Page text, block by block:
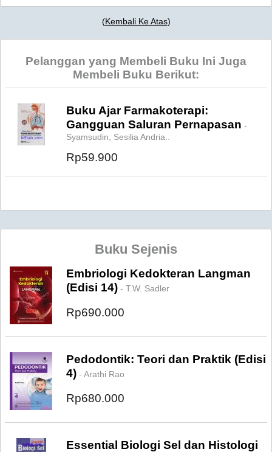
(Kembali Ke Atas)
Pelanggan yang Membeli Buku Ini Juga
Membeli Buku Berikut:
Buku Ajar Farmakoterapi:
Gangguan Saluran Pernapasan -
Syamsudin, Sesilia Andria..
Rp59.900
Buku Sejenis
Embriologi Kedokteran Langman
(Edisi 14) - T.W. Sadler
Rp690.000
Pedodontik: Teori dan Praktik (Edisi
4) - Arathi Rao
Rp680.000
Essential Biologi Sel dan Histologi